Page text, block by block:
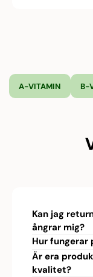
A-VITAMIN B-
Kan jag
ångrar mig?
Hur fungerar
Är era
kvalitet?